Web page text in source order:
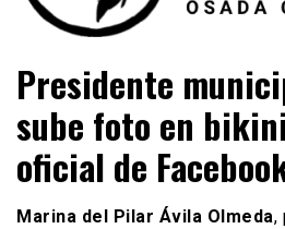
El Maldad
Viral y Youtube
Presidente
sube foto en
oficial de
Marina del Pilar Ávila Olmeda,